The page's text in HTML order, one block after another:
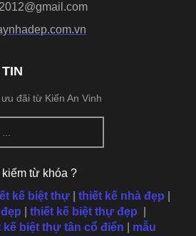
đãi từ Kiến An Vinh
từ khóa ?
kế biệt thự |thiết kế nhà đẹp
thiết kế biệt thự đẹp
kế biệt thự tân cổ điển
mẫu